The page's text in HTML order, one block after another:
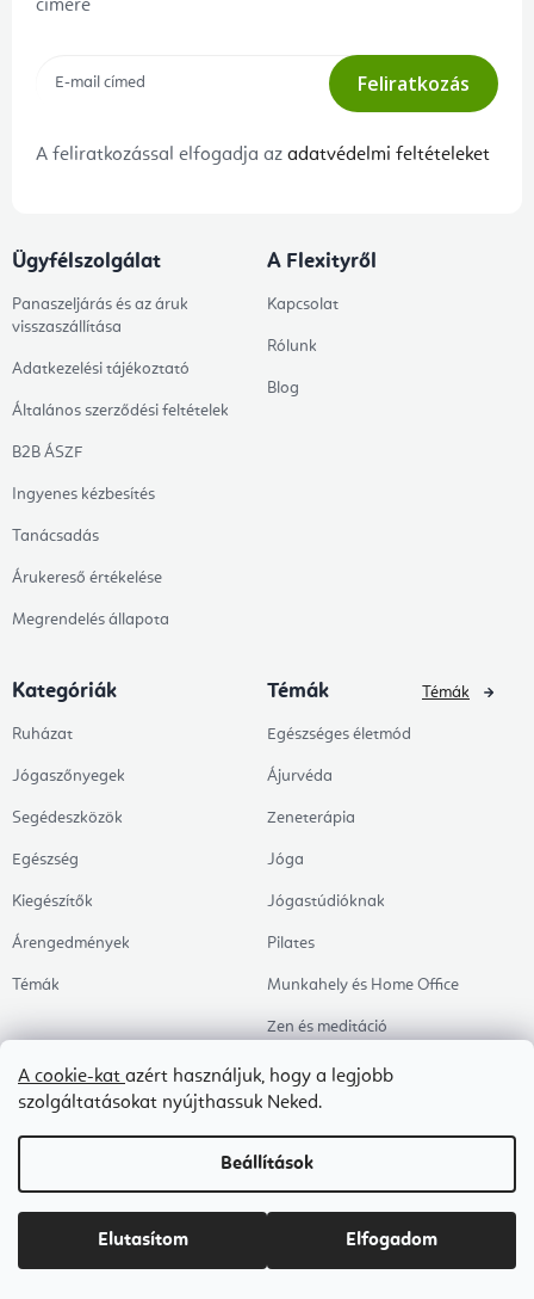
A cookie-kat azért használjuk, hogy a legjobb
szolgáltatásokat nyújthassuk Neked.
Beállítások
Elutasítom Elfogadom
címére
Feliratkozás
A feliratkozással elfogadja az adatvédelmi feltételeket
Ügyfélszolgálat
Panaszeljárás és az áruk
visszaszállítása
Adatkezelési tájékoztató
Általános szerződési feltételek
B2B ÁSZF
Ingyenes kézbesítés
Tanácsadás
Árukereső értékelése
Megrendelés állapota
A Flexityről
Kapcsolat
Rólunk
Blog
Kategóriák
Ruházat
Jógaszőnyegek
Segédeszközök
Egészség
Kiegészítők
Árengedmények
Témák
Témák
Egészséges életmód
Ájurvéda
Zeneterápia
Jóga
Jógastúdióknak
Pilates
Munkahely és Home Office
Zen és meditáció
Aromaterápia
Egészséges alvás
Kedvenceink
Témák
Shoptet Premium készítette
Copyright 2026Flexity. Minden jog fenntartva.Süti beállítások szerkesztése